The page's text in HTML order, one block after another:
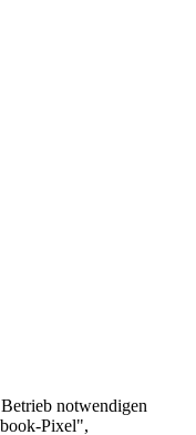
notwendigen
Pixel",